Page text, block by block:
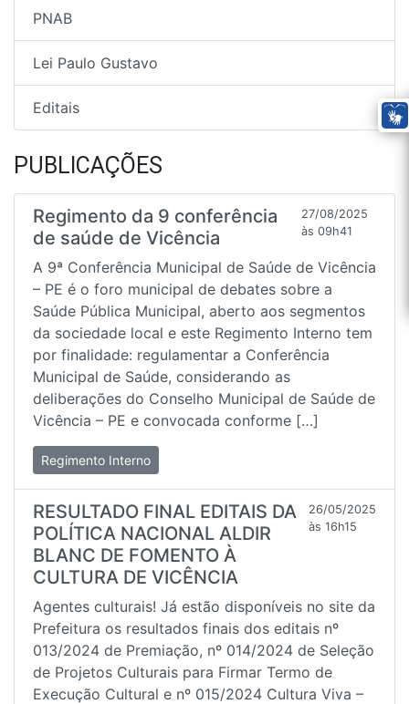
PNAB
Lei Paulo Gustavo
Editais
PUBLICAÇÕES
Regimento da 9 conferência
de saúde de Vicência
27/08/2025
às 09h41
A 9ª Conferência Municipal de Saúde de Vicência
– PE é o foro municipal de debates sobre a
Saúde Pública Municipal, aberto aos segmentos
da sociedade local e este Regimento Interno tem
por finalidade: regulamentar a Conferência
Municipal de Saúde, considerando as
deliberações do Conselho Municipal de Saúde de
Vicência – PE e convocada conforme […]
Regimento Interno
RESULTADO FINAL EDITAIS DA
POLÍTICA NACIONAL ALDIR
BLANC DE FOMENTO À
CULTURA DE VICÊNCIA
26/05/2025
às 16h15
Agentes culturais! Já estão disponíveis no site da
Prefeitura os resultados finais dos editais nº
013/2024 de Premiação, nº 014/2024 de Seleção
de Projetos Culturais para Firmar Termo de
Execução Cultural e nº 015/2024 Cultura Viva –